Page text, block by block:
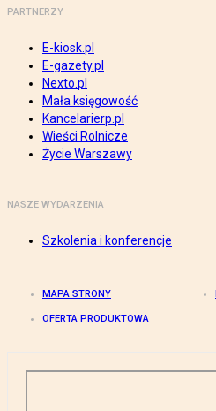
PARTNERZY
E-kiosk.pl
E-gazety.pl
Nexto.pl
Mała księgowość
Kancelarierp.pl
Wieści Rolnicze
Życie Warszawy
NASZE WYDARZENIA
Szkolenia i konferencje
MAPA STRONY
OFERTA PRODUKTOWA